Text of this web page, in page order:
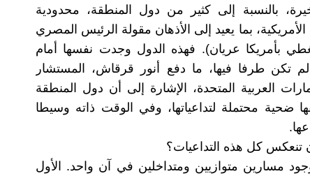
بالنسبة إلى كثير من دول المنطقة، محدودية
بما يعيد إلى الأذهان مقولة الرئيس المصري
بأمريكا عريان). فهذه الدول وجدت نفسها أمام
تكن طرفا فيها، ما دفع أنور قرقاش، المستشار
العربية المتحدة، الإشارة إلى أن دول المنطقة
ضحية محتملة لتداعياتها، وفي الوقت ذاته وسيطا
تنعكس كل هذه التداعيات؟
مسارين متوازيين ومتداخلين في آن واحد. الأول